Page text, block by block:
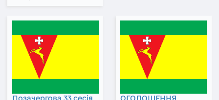
Позачергова 33 сесія ОГОЛОШЕННЯ